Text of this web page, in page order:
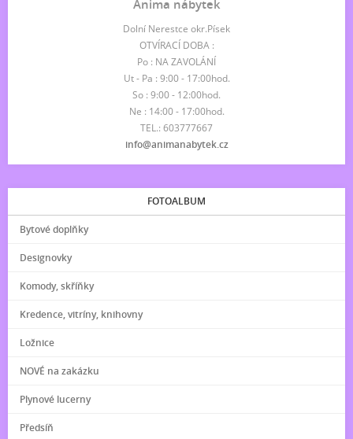
Anima nábytek
Dolní Nerestce okr.Písek
OTVÍRACÍ DOBA :
Po : NA ZAVOLÁNÍ
Ut - Pa : 9:00 - 17:00hod.
So : 9:00 - 12:00hod.
Ne : 14:00 - 17:00hod.
TEL.: 603777667
info@animanabytek.cz
FOTOALBUM
Bytové doplňky
Designovky
Komody, skříňky
Kredence, vitríny, knihovny
Ložnice
NOVÉ na zakázku
Plynové lucerny
Předsíň